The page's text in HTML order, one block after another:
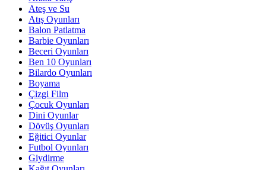
Ateş ve Su
Atış Oyunları
Balon Patlatma
Barbie Oyunları
Beceri Oyunları
Ben 10 Oyunları
Bilardo Oyunları
Boyama
Çizgi Film
Çocuk Oyunları
Dini Oyunlar
Dövüş Oyunları
Eğitici Oyunlar
Futbol Oyunları
Giydirme